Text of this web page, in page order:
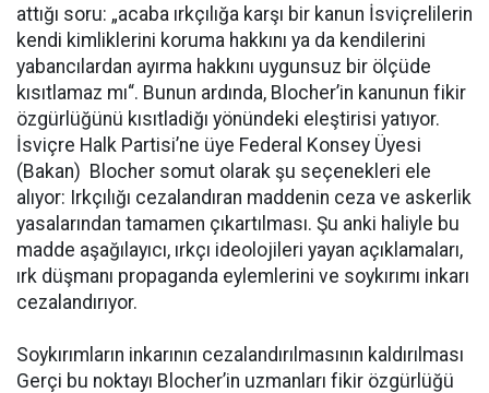
attığı soru: „acaba ırkçılığa karşı bir kanun İsviçrelilerin
kendi kimliklerini koruma hakkını ya da kendilerini
yabancılardan ayırma hakkını uygunsuz bir ölçüde
kısıtlamaz mı“. Bunun ardında, Blocher’in kanunun fikir
özgürlüğünü kısıtladiğı yönündeki eleştirisi yatıyor.
İsviçre Halk Partisi’ne üye Federal Konsey Üyesi
(Bakan) Blocher somut olarak şu seçenekleri ele
alıyor: Irkçılığı cezalandıran maddenin ceza ve askerlik
yasalarından tamamen çıkartılması. Şu anki haliyle bu
madde aşağılayıcı, ırkçı ideolojileri yayan açıklamaları,
ırk düşmanı propaganda eylemlerini ve soykırımı inkarı
cezalandırıyor.
Soykırımların inkarının cezalandırılmasının kaldırılması
Gerçi bu noktayı Blocher’in uzmanları fikir özgürlüğü